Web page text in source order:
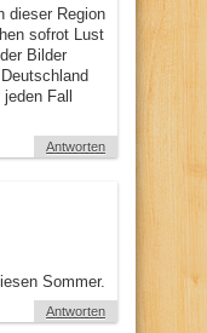
dieser Region
sofrot Lust
Bilder
Fall
Antworten
Sommer.
Antworten